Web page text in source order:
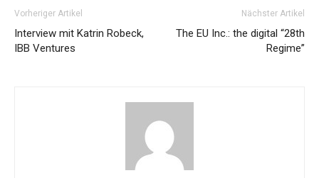
Vorheriger Artikel
Interview mit Katrin Robeck,
IBB Ventures
Nächster Artikel
The EU Inc.: the digital “28th
Regime”